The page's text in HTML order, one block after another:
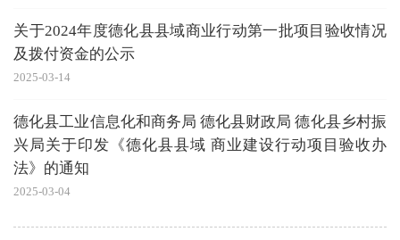
关于2024年度德化县县域商业行动第一批项目验收情况
及拨付资金的公示
2025-03-14
德化县工业信息化和商务局 德化县财政局 德化县乡村振
兴局关于印发《德化县县域 商业建设行动项目验收办
法》的通知
2025-03-04